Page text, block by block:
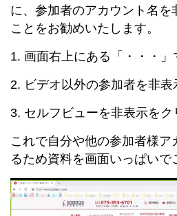
に、参加者のアカウント名を
ことをお勧めいたします。
1. 画面右上にある「・・・」
2. ビデオ以外の参加者を非表
3. セルフビューを非表示をク
これで自分や他の参加者様ア
るため資料を画面いっぱいで